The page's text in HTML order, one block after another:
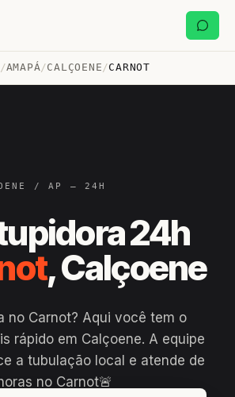
/AMAPÁ/CALÇOENE /CARNOT
/ AP — 24H
24h
, Calçoene
no Carnot? Aqui você tem o
rápido em Calçoene. A equipe
a tubulação local e atende de
no Carnot🚨